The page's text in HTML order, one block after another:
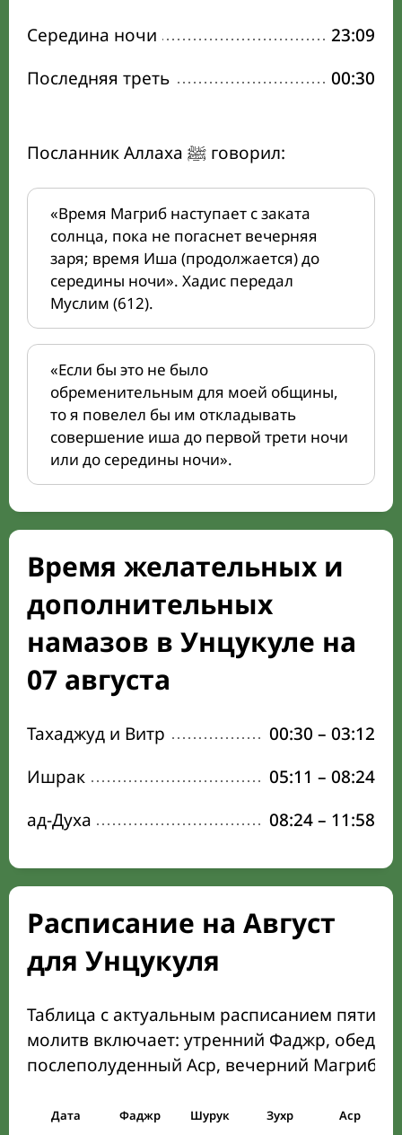
Середина ночи
23:09
Последняя треть
00:30
Посланник Аллаха ﷺ говорил:
«Время Магриб наступает с заката
солнца, пока не погаснет вечерняя
заря; время Иша (продолжается) до
середины ночи». Хадис передал
Муслим (612).
«Если бы это не было
обременительным для моей общины,
то я повелел бы им откладывать
совершение иша до первой трети ночи
или до середины ночи».
Время желательных и
дополнительных
намазов в Унцукуле на
07 августа
Тахаджуд и Витр 00:30 – 03:12
Ишрак
05:11 – 08:24
ад-Духа
08:24– 11:58
Расписание на Август
для Унцукуля
Таблица с актуальным расписанием пяти
молитв включает: утренний Фаджр,
послеполуденный Аср, вечерний Магриб
Дата Фаджр Шурук Зухр Аср